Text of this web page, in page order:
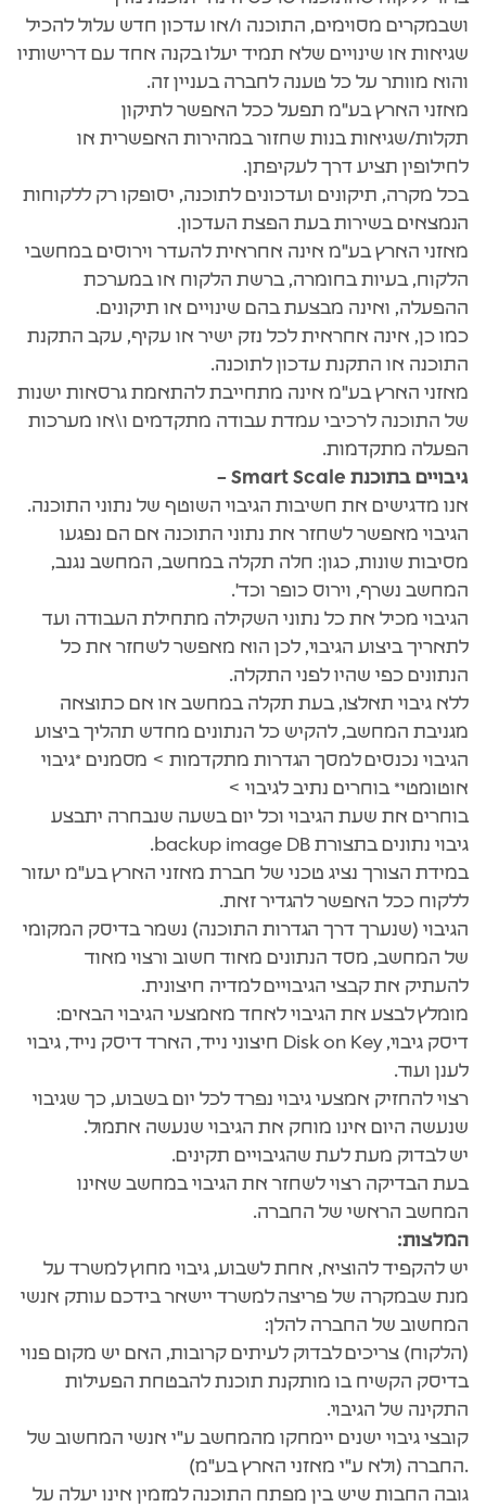
ושבמקרים מסוימים, התוכנה ו/או עדכון חדש עלול להכיל
שגיאות או שינויים שלא תמיד יעלו בקנה אחד עם דרישותיו
והוא מוותר על כל טענה לחברה בעניין זה.
מאזני הארץ בע"מ תפעל ככל האפשר לתיקון
תקלות/שגיאות בנות שחזור במהירות האפשרית או
לחילופין תציע דרך לעקיפתן.
בכל מקרה, תיקונים ועדכונים לתוכנה, יסופקו רק ללקוחות
הנמצאים בשירות בעת הפצת העדכון.
מאזני הארץ בע"מ אינה אחראית להעדר וירוסים במחשבי
הלקוח, בעיות בחומרה, ברשת הלקוח או במערכת
ההפעלה, ואינה מבצעת בהם שינויים או תיקונים.
כמו כן, אינה אחראית לכל נזק ישיר או עקיף, עקב התקנת
התוכנה או התקנת עדכון לתוכנה.
מאזני הארץ בע"מ אינה מתחייבת להתאמת גרסאות ישנות
של התוכנה לרכיבי עמדת עבודה מתקדמים ו\או מערכות
הפעלה מתקדמות.
גיבויים בתוכנת Smart Scale –
אנו מדגישים את חשיבות הגיבוי השוטף של נתוני התוכנה.
הגיבוי מאפשר לשחזר את נתוני התוכנה אם הם נפגעו
מסיבות שונות, כגון: חלה תקלה במחשב, המחשב נגנב,
המחשב נשרף, וירוס כופר וכד'.
הגיבוי מכיל את כל נתוני השקילה מתחילת העבודה ועד
לתאריך ביצוע הגיבוי, לכן הוא מאפשר לשחזר את כל
הנתונים כפי שהיו לפני התקלה.
ללא גיבוי תאלצו, בעת תקלה במחשב או אם כתוצאה
מגניבת המחשב, להקיש כל הנתונים מחדש תהליך ביצוע
הגיבוי נכנסים למסך הגדרות מתקדמות > מסמנים *גיבוי
אוטומטי* בוחרים נתיב לגיבוי >
בוחרים את שעת הגיבוי וכל יום בשעה שנבחרה יתבצע
גיבוי נתונים בתצורת backup image DB.
במידת הצורך נציג טכני של חברת מאזני הארץ בע"מ יעזור
ללקוח ככל האפשר להגדיר זאת.
הגיבוי (שנערך דרך הגדרות התוכנה) נשמר בדיסק המקומי
של המחשב, מסד הנתונים מאוד חשוב ורצוי מאוד
להעתיק את קבצי הגיבויים למדיה חיצונית.
מומלץ לבצע את הגיבוי לאחד מאמצעי הגיבוי הבאים:
דיסק גיבוי, Disk on Key חיצוני נייד, הארד דיסק נייד, גיבוי
לענן ועוד.
רצוי להחזיק אמצעי גיבוי נפרד לכל יום בשבוע, כך שגיבוי
שנעשה היום אינו מוחק את הגיבוי שנעשה אתמול.
יש לבדוק מעת לעת שהגיבויים תקינים.
בעת הבדיקה רצוי לשחזר את הגיבוי במחשב שאינו
המחשב הראשי של החברה.
המלצות:
יש להקפיד להוציא, אחת לשבוע, גיבוי מחוץ למשרד על
מנת שבמקרה של פריצה למשרד יישאר בידכם עותק אנשי
המחשוב של החברה להלן:
(הלקוח) צריכים לבדוק לעיתים קרובות, האם יש מקום פנוי
בדיסק הקשיח בו מותקנת תוכנת להבטחת הפעילות
התקינה של הגיבוי.
קובצי גיבוי ישנים יימחקו מהמחשב ע"י אנשי המחשוב של
.החברה (ולא ע"י מאזני הארץ בע"מ)
גובה החבות שיש בין מפתח התוכנה למזמין אינו יעלה על